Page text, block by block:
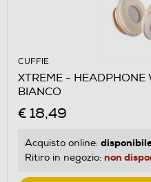
CUFFIE
XTREME - HEADPHONE
BIANCO
€ 18,49
Acquisto online:
Ritiro in negozio: non